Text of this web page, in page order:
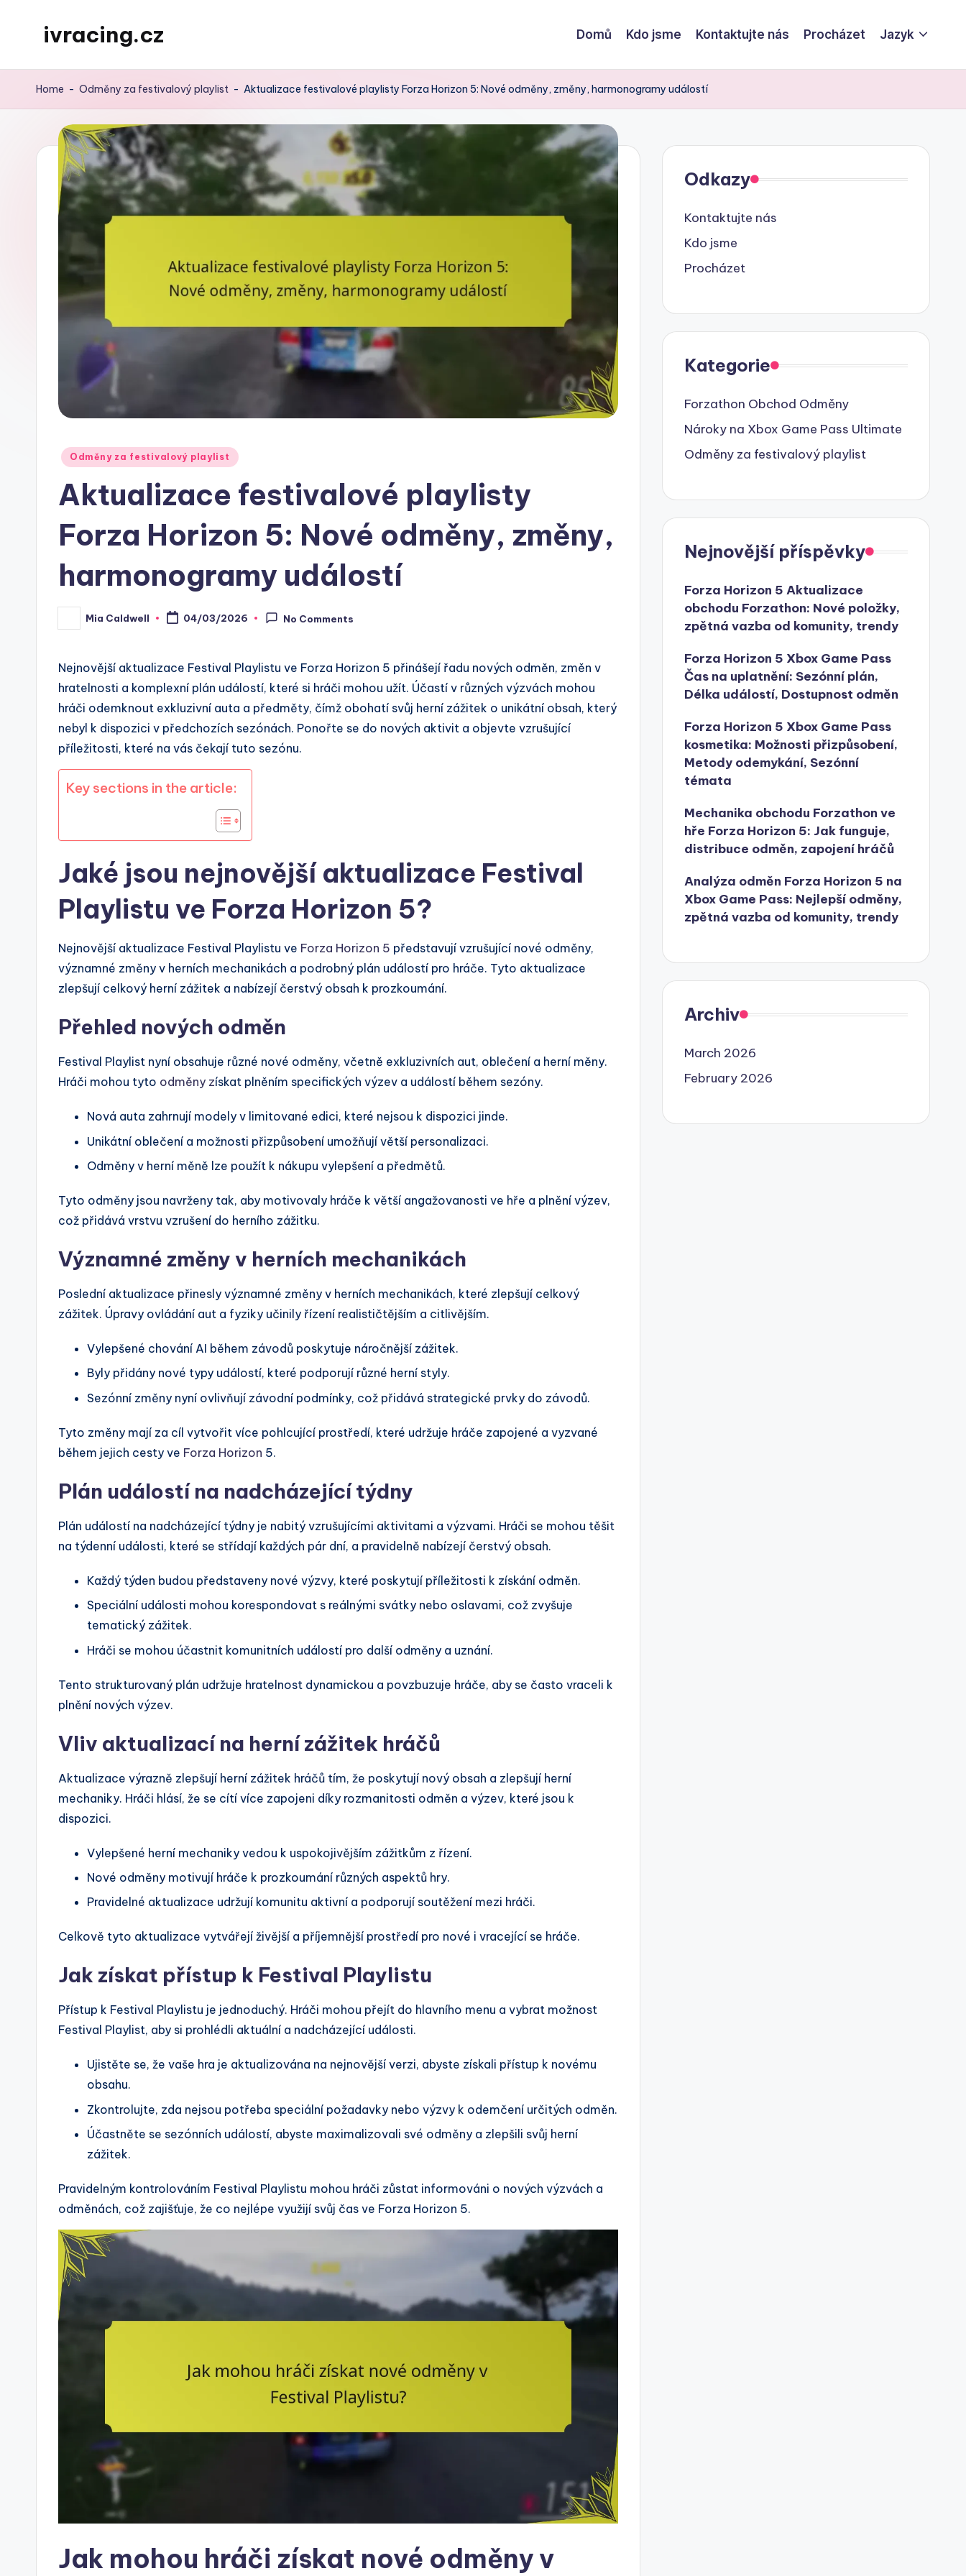
ivracing.cz Domů Kdo jsme Kontaktujte nás Procházet Jazyk
Home - Odměny za festivalový playlist - Aktualizace festivalové playlisty Forza Horizon 5: Nové odměny, změny, harmonogramy událostí
Posted
Odměny za festivalový playlist
Aktualizace festivalové playlisty
Forza Horizon 5: Nové odměny, změny,
harmonogramy událostí
Posted
by
Mia Caldwell 04/03/2026 No Comments
Nejnovější aktualizace Festival Playlistu ve Forza Horizon 5 přinášejí řadu nových odměn, změn v
hratelnosti a komplexní plán událostí, které si hráči mohou užít. Účastí v různých výzvách mohou
hráči odemknout exkluzivní auta a předměty, čímž obohatí svůj herní zážitek o unikátní obsah, který
nebyl k dispozici v předchozích sezónách. Ponořte se do nových aktivit a objevte vzrušující
příležitosti, které na vás čekají tuto sezónu.
Key sections in the article:
Jaké jsou nejnovější aktualizace Festival
Playlistu ve Forza Horizon 5?
Nejnovější aktualizace Festival Playlistu ve Forza Horizon 5 představují vzrušující nové odměny,
významné změny v herních mechanikách a podrobný plán událostí pro hráče. Tyto aktualizace
zlepšují celkový herní zážitek a nabízejí čerstvý obsah k prozkoumání.
Přehled nových odměn
Festival Playlist nyní obsahuje různé nové odměny, včetně exkluzivních aut, oblečení a herní měny.
Hráči mohou tyto odměny získat plněním specifických výzev a událostí během sezóny.
Nová auta zahrnují modely v limitované edici, které nejsou k dispozici jinde.
Unikátní oblečení a možnosti přizpůsobení umožňují větší personalizaci.
Odměny v herní měně lze použít k nákupu vylepšení a předmětů.
Tyto odměny jsou navrženy tak, aby motivovaly hráče k větší angažovanosti ve hře a plnění výzev,
což přidává vrstvu vzrušení do herního zážitku.
Významné změny v herních mechanikách
Poslední aktualizace přinesly významné změny v herních mechanikách, které zlepšují celkový
zážitek. Úpravy ovládání aut a fyziky učinily řízení realističtějším a citlivějším.
Vylepšené chování AI během závodů poskytuje náročnější zážitek.
Byly přidány nové typy událostí, které podporují různé herní styly.
Sezónní změny nyní ovlivňují závodní podmínky, což přidává strategické prvky do závodů.
Tyto změny mají za cíl vytvořit více pohlcující prostředí, které udržuje hráče zapojené a vyzvané
během jejich cesty ve Forza Horizon 5.
Plán událostí na nadcházející týdny
Plán událostí na nadcházející týdny je nabitý vzrušujícími aktivitami a výzvami. Hráči se mohou těšit
na týdenní události, které se střídají každých pár dní, a pravidelně nabízejí čerstvý obsah.
Každý týden budou představeny nové výzvy, které poskytují příležitosti k získání odměn.
Speciální události mohou korespondovat s reálnými svátky nebo oslavami, což zvyšuje
tematický zážitek.
Hráči se mohou účastnit komunitních událostí pro další odměny a uznání.
Tento strukturovaný plán udržuje hratelnost dynamickou a povzbuzuje hráče, aby se často vraceli k
plnění nových výzev.
Vliv aktualizací na herní zážitek hráčů
Aktualizace výrazně zlepšují herní zážitek hráčů tím, že poskytují nový obsah a zlepšují herní
mechaniky. Hráči hlásí, že se cítí více zapojeni díky rozmanitosti odměn a výzev, které jsou k
dispozici.
Vylepšené herní mechaniky vedou k uspokojivějším zážitkům z řízení.
Nové odměny motivují hráče k prozkoumání různých aspektů hry.
Pravidelné aktualizace udržují komunitu aktivní a podporují soutěžení mezi hráči.
Celkově tyto aktualizace vytvářejí živější a příjemnější prostředí pro nové i vracející se hráče.
Jak získat přístup k Festival Playlistu
Přístup k Festival Playlistu je jednoduchý. Hráči mohou přejít do hlavního menu a vybrat možnost
Festival Playlist, aby si prohlédli aktuální a nadcházející události.
Ujistěte se, že vaše hra je aktualizována na nejnovější verzi, abyste získali přístup k novému
obsahu.
Zkontrolujte, zda nejsou potřeba speciální požadavky nebo výzvy k odemčení určitých odměn.
Účastněte se sezónních událostí, abyste maximalizovali své odměny a zlepšili svůj herní
zážitek.
Pravidelným kontrolováním Festival Playlistu mohou hráči zůstat informováni o nových výzvách a
odměnách, což zajišťuje, že co nejlépe využijí svůj čas ve Forza Horizon 5.
Jak mohou hráči získat nové odměny v
Odkazy
Kontaktujte nás
Kdo jsme
Procházet
Kategorie
Forzathon Obchod Odměny
Nároky na Xbox Game Pass Ultimate
Odměny za festivalový playlist
Nejnovější příspěvky
Forza Horizon 5 Aktualizace
obchodu Forzathon: Nové položky,
zpětná vazba od komunity, trendy
Forza Horizon 5 Xbox Game Pass
Čas na uplatnění: Sezónní plán,
Délka událostí, Dostupnost odměn
Forza Horizon 5 Xbox Game Pass
kosmetika: Možnosti přizpůsobení,
Metody odemykání, Sezónní
témata
Mechanika obchodu Forzathon ve
hře Forza Horizon 5: Jak funguje,
distribuce odměn, zapojení hráčů
Analýza odměn Forza Horizon 5 na
Xbox Game Pass: Nejlepší odměny,
zpětná vazba od komunity, trendy
Archiv
March 2026
February 2026